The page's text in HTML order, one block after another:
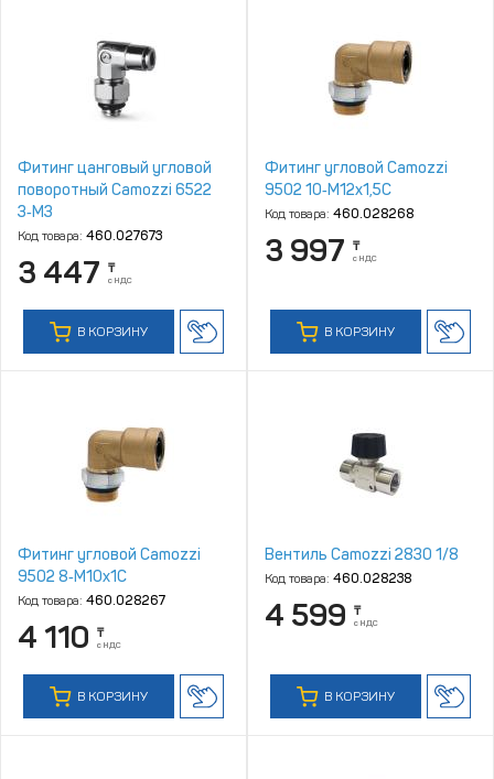
Фитинг цанговый угловой
поворотный Camozzi 6522
3‑M3
Код товара: 460.027673
3 447 ₸
с НДС
В КОРЗИНУ
Фитинг угловой Camozzi
9502 10‑M12x1,5C
Код товара: 460.028268
3 997 ₸
с НДС
В КОРЗИНУ
Фитинг угловой Camozzi
9502 8‑M10x1C
Код товара: 460.028267
4 110 ₸
с НДС
В КОРЗИНУ
Вентиль Camozzi 2830 1/8
Код товара: 460.028238
4 599 ₸
с НДС
В КОРЗИНУ